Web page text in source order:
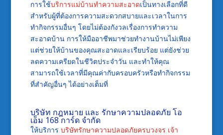
การใช้บริการแม่บ้านทำความสะอาดเป็นทางเลือกที่ดี
สำหรับผู้ที่ต้องการความสะดวกสบายและเวลาในการ
ทำกิจกรรมอื่นๆ โดยไม่ต้องกังวลเรื่องการทำความ
สะอาดบ้าน การให้มืออาชีพมาช่วยทำงานบ้านไม่เพียง
แต่ช่วยให้บ้านของคุณสะอาดและเรียบร้อย แต่ยังช่วย
ลดความเครียดในชีวิตประจำวัน และทำให้คุณ
สามารถใช้เวลาที่มีคุณค่ากับครอบครัวหรือทำกิจกรรม
ที่สำคัญอื่นๆ ได้อย่างเต็มที่
บริษัท กฎหมาย และ รักษาความปลอดภัย โอ
เอ็ม 168 การ์ด จำกัด
ให้บริการ บริษัทรักษาความปลอดภัยครบวงจร เจ้า